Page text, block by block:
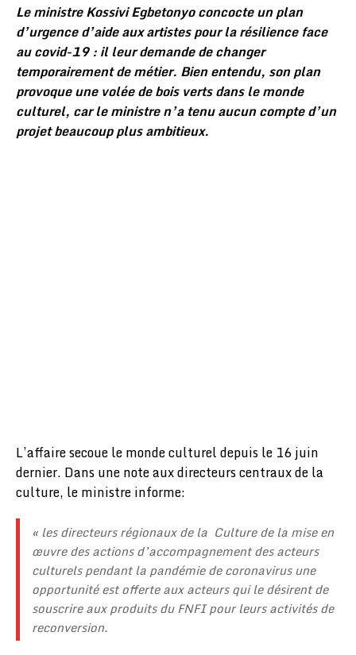
Le ministre Kossivi Egbetonyo concocte un plan
d’urgence d’aide aux artistes pour la résilience face
au covid-19 : il leur demande de changer
temporairement de métier. Bien entendu, son plan
provoque une volée de bois verts dans le monde
culturel, car le ministre n’a tenu aucun compte d’un
projet beaucoup plus ambitieux.
L’affaire secoue le monde culturel depuis le 16 juin
dernier. Dans une note aux directeurs centraux de la
culture, le ministre informe:
« les directeurs régionaux de la Culture de la mise en
œuvre des actions d’accompagnement des acteurs
culturels pendant la pandémie de coronavirus une
opportunité est offerte aux acteurs qui le désirent de
souscrire aux produits du FNFI pour leurs activités de
reconversion.